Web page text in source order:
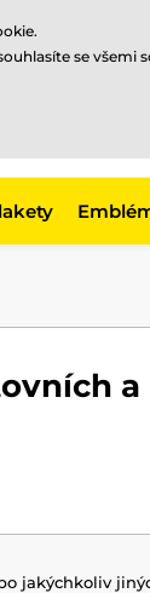
a
jakýchkoliv
se všemi